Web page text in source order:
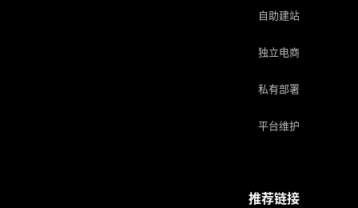
自助建站
独立电商
私有部署
平台维护
推荐链接